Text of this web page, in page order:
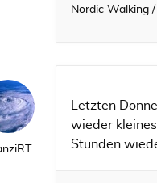
Nordic Walking
Letzten
wieder
Stunden